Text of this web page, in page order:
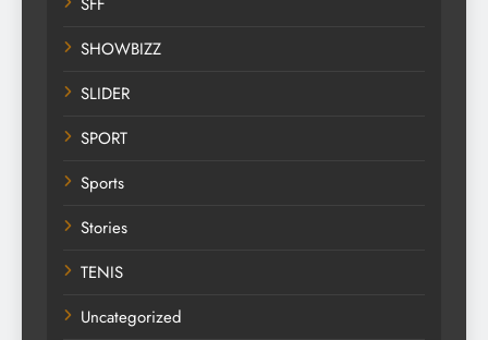
SHOWBIZZ
SLIDER
SPORT
Sports
Stories
TENIS
Uncategorized